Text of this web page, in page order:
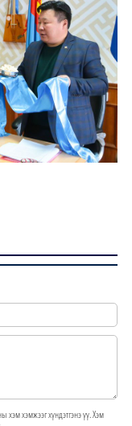
хэм хэмжээг хүндэтгэнэ үү. Хэм